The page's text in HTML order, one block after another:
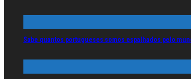
Sabe quantos portugueses somos espalhados pelo